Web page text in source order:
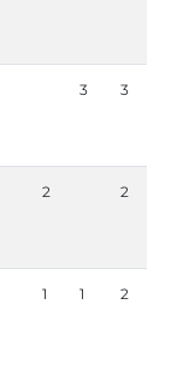
3 3
2 2
1 1 2